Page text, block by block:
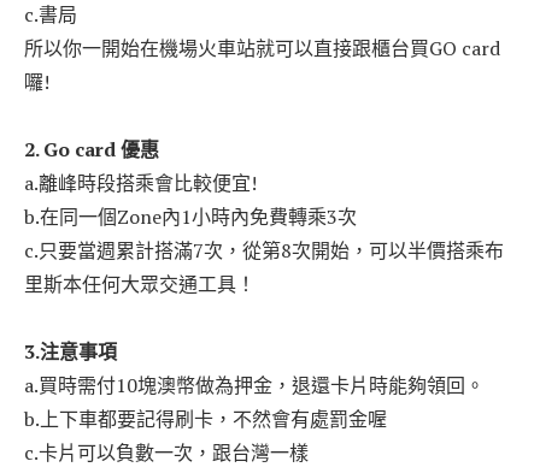
c.書局
所以你一開始在機場火車站就可以直接跟櫃台買GO card
囉!
2. Go card 優惠
a.離峰時段搭乘會比較便宜!
b.在同一個Zone內1小時內免費轉乘3次
c.只要當週累計搭滿7次，從第8次開始，可以半價搭乘布
里斯本任何大眾交通工具！
3.注意事項
a.買時需付10塊澳幣做為押金，退還卡片時能夠領回。
b.上下車都要記得刷卡，不然會有處罰金喔
c.卡片可以負數一次，跟台灣一樣